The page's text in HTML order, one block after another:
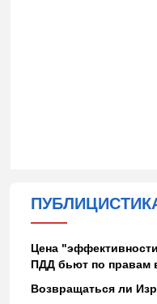
Цена
ПДД бьют по правам
Возвращаться ли